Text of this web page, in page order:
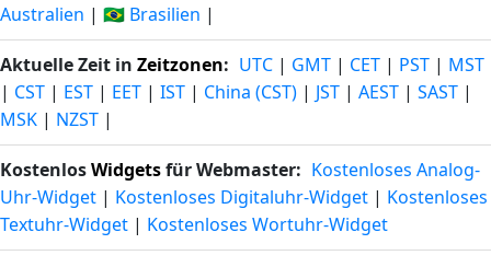
Australien | 🇧🇷 Brasilien |
Aktuelle Zeit in Zeitzonen: UTC | GMT | CET | PST | MST
| CST | EST | EET | IST | China (CST) | JST | AEST | SAST |
MSK | NZST |
KostenlosWidgetsfür Webmaster: Kostenloses Analog-
Uhr-Widget | Kostenloses Digitaluhr-Widget | Kostenloses
Textuhr-Widget | Kostenloses Wortuhr-Widget